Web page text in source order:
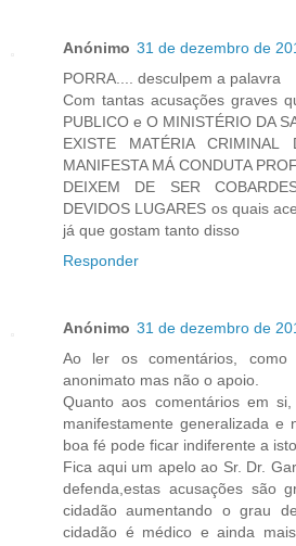
Anónimo 31 de dezembro de
PORRA.... desculpem a palavra
Com tantas acusações graves
PUBLICO e O MINISTÉRIO DA
EXISTE MATÉRIA
MANIFESTA MÁ CONDUTA
DEIXEM DE SER
DEVIDOS LUGARES os quais
já que gostam tanto disso
Responder
Anónimo 31 de dezembro de
Ao ler os comentários,
anonimato mas não o apoio.
Quanto aos comentários em
manifestamente generalizada e
boa fé pode ficar indiferente a
Fica aqui um apelo ao Sr. Dr.
defenda,estas acusações são
cidadão aumentando o grau
cidadão é médico e ainda